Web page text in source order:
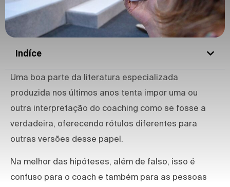
Indíce
Uma boa parte da literatura especializada
produzida nos últimos anos tenta impor uma ou
outra interpretação do coaching como se fosse a
verdadeira, oferecendo rótulos diferentes para
outras versões desse papel.
Na melhor das hipóteses, além de falso, isso é
confuso para o coach e também para as pessoas